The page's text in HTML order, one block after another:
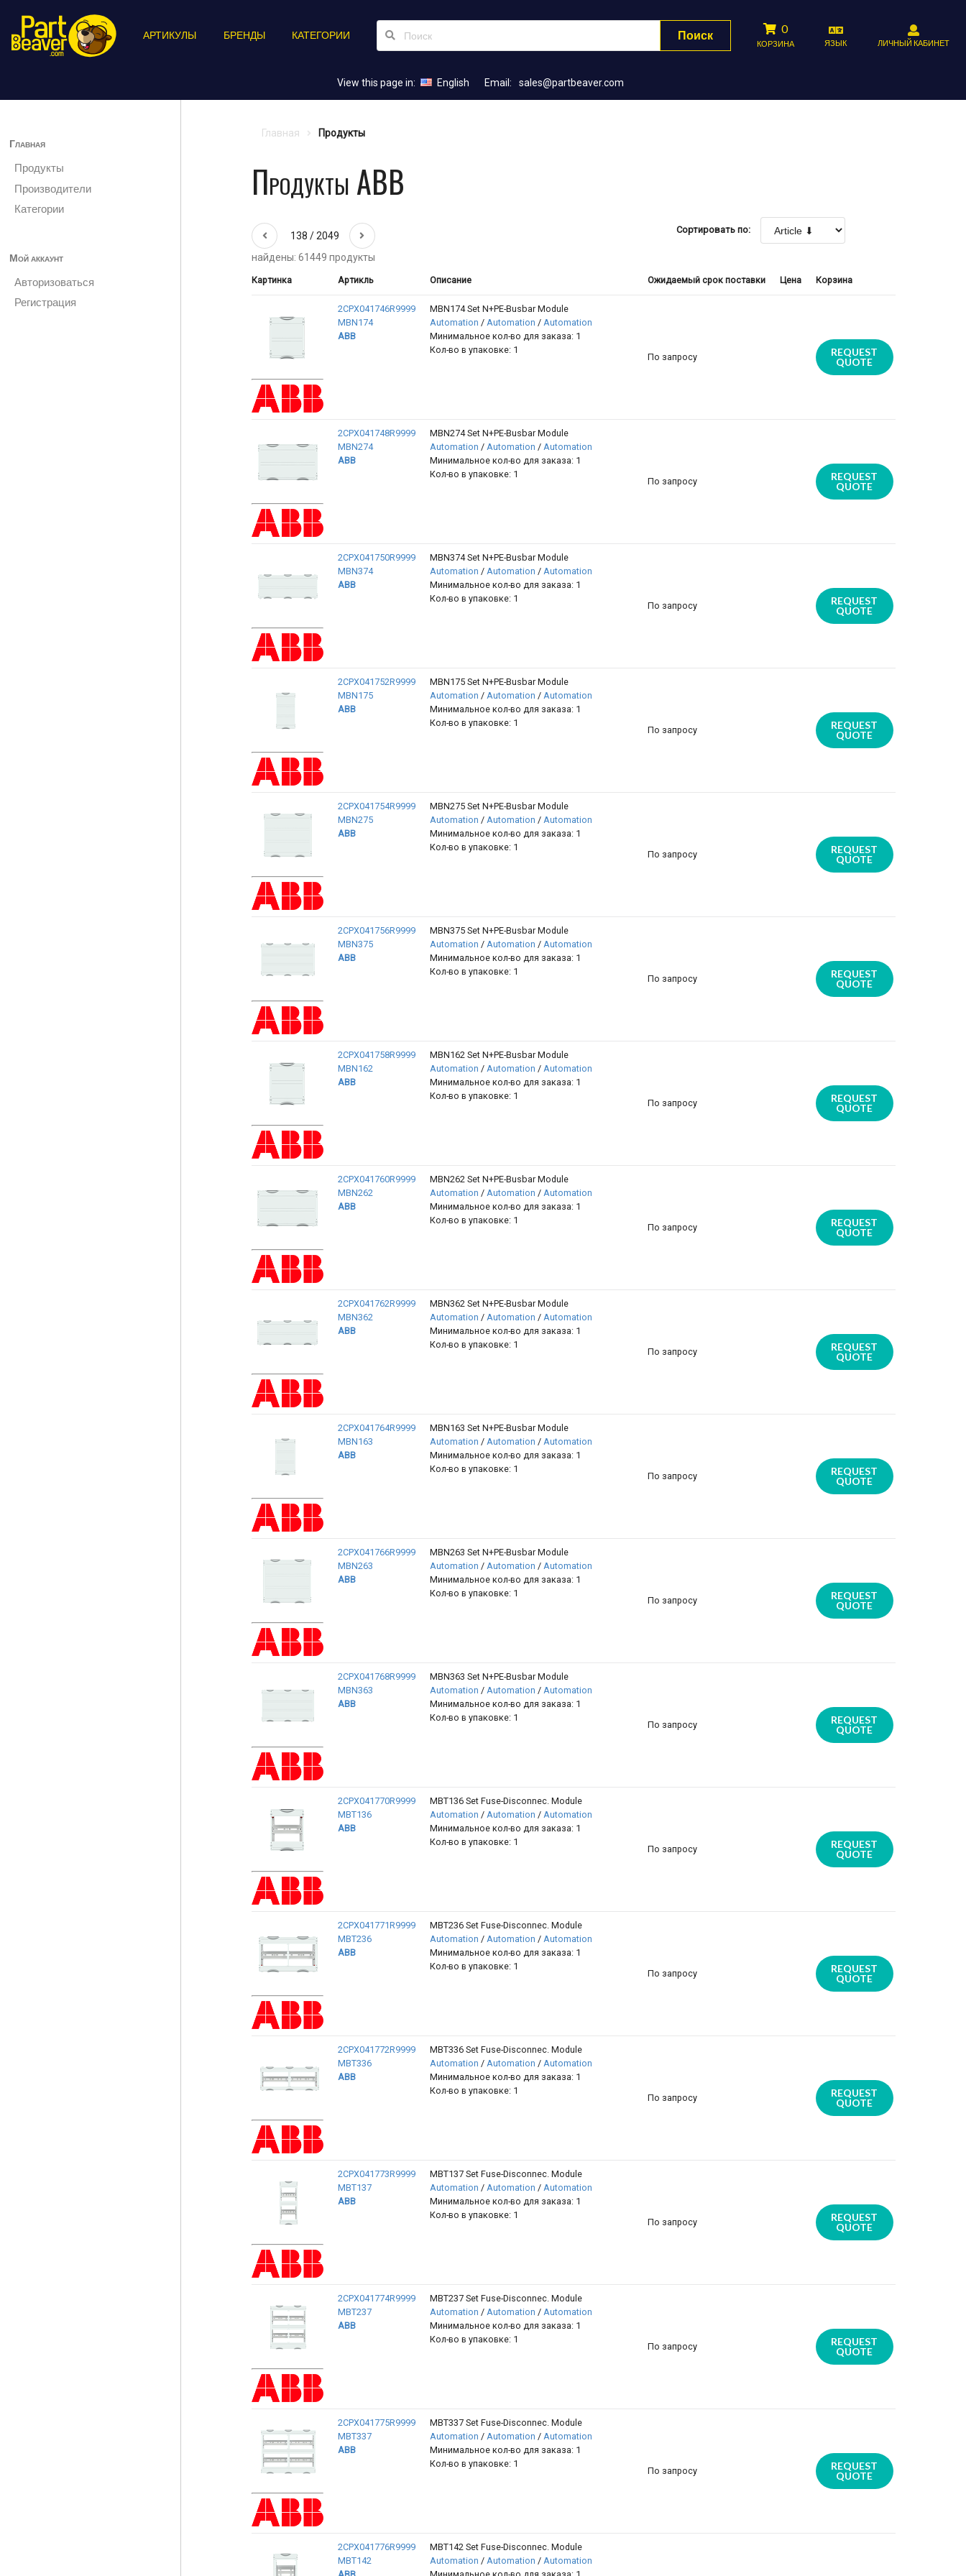
АРТИКУЛЫ БРЕНДЫ КАТЕГОРИИ Поиск 0
КОРЗИНА ЯЗЫК ЛИЧНЫЙ КАБИНЕТ
View this page in: English Email: sales@partbeaver.com
Главная
Продукты
Производители
Категории
Мой аккаунт
Авторизоваться
Регистрация
Главная Продукты
Продукты ABB
138 / 2049 Сортировать по:
найдены: 61449 продукты
Картинка Артикль Описание Ожидаемый срок поставки Цена Корзина
2CPX041746R9999
MBN174
ABB
MBN174 Set N+PE-Busbar Module
Automation / Automation / Automation
Минимальное кол-во для заказа: 1
Кол-во в упаковке: 1
По запросу
REQUEST
QUOTE
2CPX041748R9999
MBN274
ABB
MBN274 Set N+PE-Busbar Module
Automation / Automation / Automation
Минимальное кол-во для заказа: 1
Кол-во в упаковке: 1
По запросу
REQUEST
QUOTE
2CPX041750R9999
MBN374
ABB
MBN374 Set N+PE-Busbar Module
Automation / Automation / Automation
Минимальное кол-во для заказа: 1
Кол-во в упаковке: 1
По запросу
REQUEST
QUOTE
2CPX041752R9999
MBN175
ABB
MBN175 Set N+PE-Busbar Module
Automation / Automation / Automation
Минимальное кол-во для заказа: 1
Кол-во в упаковке: 1
По запросу
REQUEST
QUOTE
2CPX041754R9999
MBN275
ABB
MBN275 Set N+PE-Busbar Module
Automation / Automation / Automation
Минимальное кол-во для заказа: 1
Кол-во в упаковке: 1
По запросу
REQUEST
QUOTE
2CPX041756R9999
MBN375
ABB
MBN375 Set N+PE-Busbar Module
Automation / Automation / Automation
Минимальное кол-во для заказа: 1
Кол-во в упаковке: 1
По запросу
REQUEST
QUOTE
2CPX041758R9999
MBN162
ABB
MBN162 Set N+PE-Busbar Module
Automation / Automation / Automation
Минимальное кол-во для заказа: 1
Кол-во в упаковке: 1
По запросу
REQUEST
QUOTE
2CPX041760R9999
MBN262
ABB
MBN262 Set N+PE-Busbar Module
Automation / Automation / Automation
Минимальное кол-во для заказа: 1
Кол-во в упаковке: 1
По запросу
REQUEST
QUOTE
2CPX041762R9999
MBN362
ABB
MBN362 Set N+PE-Busbar Module
Automation / Automation / Automation
Минимальное кол-во для заказа: 1
Кол-во в упаковке: 1
По запросу
REQUEST
QUOTE
2CPX041764R9999
MBN163
ABB
MBN163 Set N+PE-Busbar Module
Automation / Automation / Automation
Минимальное кол-во для заказа: 1
Кол-во в упаковке: 1
По запросу
REQUEST
QUOTE
2CPX041766R9999
MBN263
ABB
MBN263 Set N+PE-Busbar Module
Automation / Automation / Automation
Минимальное кол-во для заказа: 1
Кол-во в упаковке: 1
По запросу
REQUEST
QUOTE
2CPX041768R9999
MBN363
ABB
MBN363 Set N+PE-Busbar Module
Automation / Automation / Automation
Минимальное кол-во для заказа: 1
Кол-во в упаковке: 1
По запросу
REQUEST
QUOTE
2CPX041770R9999
MBT136
ABB
MBT136 Set Fuse-Disconnec. Module
Automation / Automation / Automation
Минимальное кол-во для заказа: 1
Кол-во в упаковке: 1
По запросу
REQUEST
QUOTE
2CPX041771R9999
MBT236
ABB
MBT236 Set Fuse-Disconnec. Module
Automation / Automation / Automation
Минимальное кол-во для заказа: 1
Кол-во в упаковке: 1
По запросу
REQUEST
QUOTE
2CPX041772R9999
MBT336
ABB
MBT336 Set Fuse-Disconnec. Module
Automation / Automation / Automation
Минимальное кол-во для заказа: 1
Кол-во в упаковке: 1
По запросу
REQUEST
QUOTE
2CPX041773R9999
MBT137
ABB
MBT137 Set Fuse-Disconnec. Module
Automation / Automation / Automation
Минимальное кол-во для заказа: 1
Кол-во в упаковке: 1
По запросу
REQUEST
QUOTE
2CPX041774R9999
MBT237
ABB
MBT237 Set Fuse-Disconnec. Module
Automation / Automation / Automation
Минимальное кол-во для заказа: 1
Кол-во в упаковке: 1
По запросу
REQUEST
QUOTE
2CPX041775R9999
MBT337
ABB
MBT337 Set Fuse-Disconnec. Module
Automation / Automation / Automation
Минимальное кол-во для заказа: 1
Кол-во в упаковке: 1
По запросу
REQUEST
QUOTE
2CPX041776R9999
MBT142
MBT142 Set Fuse-Disconnec. Module
Automation / Automation / Automation